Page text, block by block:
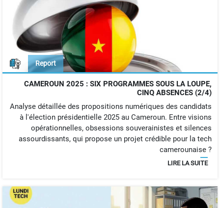
Report
CAMEROUN 2025 : SIX PROGRAMMES SOUS LA LOUPE,
CINQ ABSENCES (2/4)
Analyse détaillée des propositions numériques des candidats
à l'élection présidentielle 2025 au Cameroun. Entre visions
opérationnelles, obsessions souverainistes et silences
assourdissants, qui propose un projet crédible pour la tech
camerounaise ?
LIRE LA SUITE